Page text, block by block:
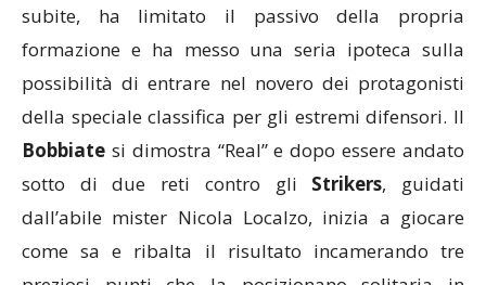
subite, ha limitato il passivo della propria
formazione e ha messo una seria ipoteca sulla
possibilità di entrare nel novero dei protagonisti
della speciale classifica per gli estremi difensori. Il
Bobbiate si dimostra “Real” e dopo essere andato
sotto di due reti contro gli Strikers, guidati
dall’abile mister Nicola Localzo, inizia a giocare
come sa e ribalta il risultato incamerando tre